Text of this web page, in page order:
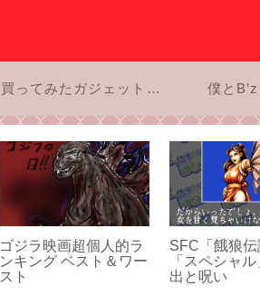
買ってみたガジェットのお話 僕とB’z
ゴジラ映画超個人的ラ
ンキング ベスト＆ワー
スト
SFC「餓狼伝
「スペシャ
出と呪い